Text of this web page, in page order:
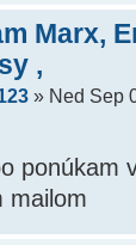
Marx,
,
» Ned Sep
ponúkam
mailom